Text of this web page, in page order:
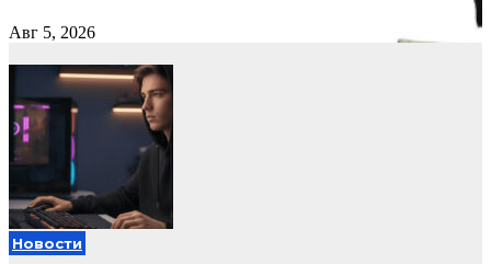
Авг 5, 2026
Новости